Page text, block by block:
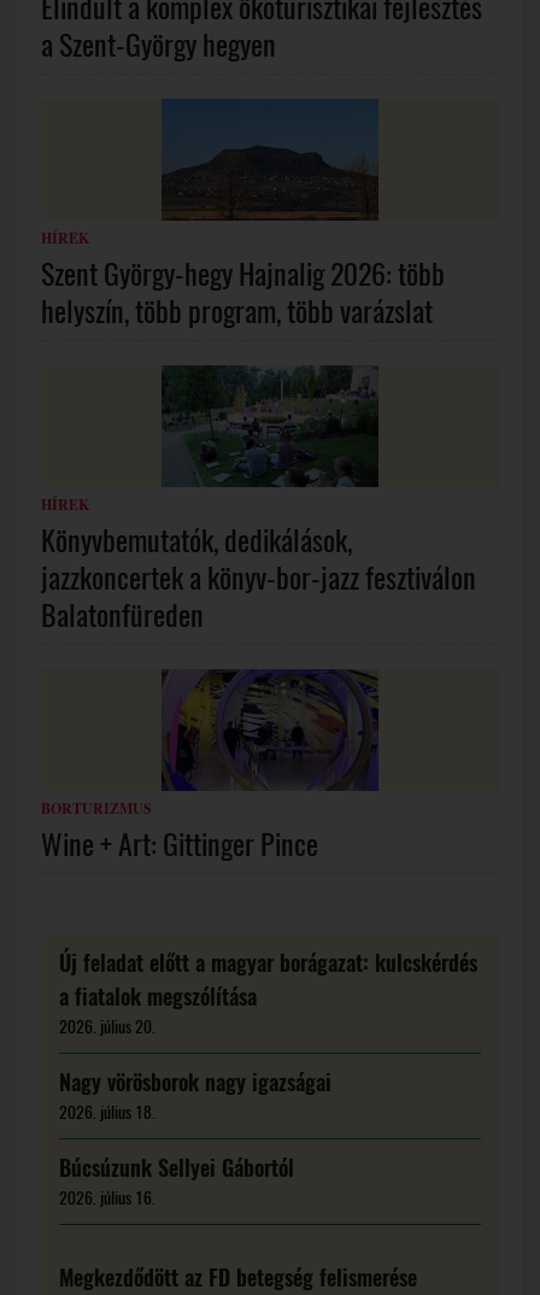
a Szent-György hegyen
HÍREK
Szent György-hegy Hajnalig 2026: több
helyszín, több program, több varázslat
HÍREK
Könyvbemutatók, dedikálások,
jazzkoncertek a könyv-bor-jazz fesztiválon
Balatonfüreden
BORTURIZMUS
Wine + Art: Gittinger Pince
Új feladat előtt a magyar borágazat: kulcskérdés
a fiatalok megszólítása
2026. július 20.
Nagy vörösborok nagy igazságai
2026. július 18.
Búcsúzunk Sellyei Gábortól
2026. július 16.
Megkezdődött az FD betegség felismerése